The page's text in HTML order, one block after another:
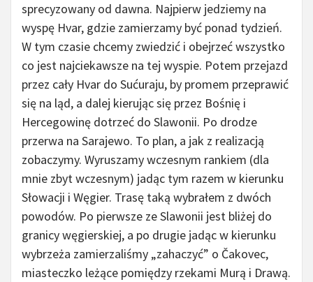
sprecyzowany od dawna. Najpierw jedziemy na
wyspę Hvar, gdzie zamierzamy być ponad tydzień.
W tym czasie chcemy zwiedzić i obejrzeć wszystko
co jest najciekawsze na tej wyspie. Potem przejazd
przez cały Hvar do Sućuraju, by promem przeprawić
się na ląd, a dalej kierując się przez Bośnię i
Hercegowinę dotrzeć do Slawonii. Po drodze
przerwa na Sarajewo. To plan, a jak z realizacją
zobaczymy. Wyruszamy wczesnym rankiem (dla
mnie zbyt wczesnym) jadąc tym razem w kierunku
Słowacji i Węgier. Trasę taką wybrałem z dwóch
powodów. Po pierwsze ze Slawonii jest bliżej do
granicy węgierskiej, a po drugie jadąc w kierunku
wybrzeża zamierzaliśmy „zahaczyć” o Čakovec,
miasteczko leżące pomiędzy rzekami Murą i Drawą.